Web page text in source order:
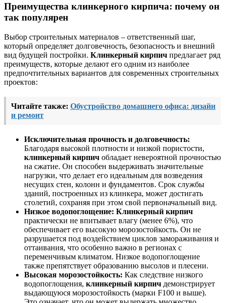
Преимущества клинкерного кирпича: почему он
так популярен
Выбор строительных материалов – ответственный шаг,
который определяет долговечность, безопасность и внешний
вид будущей постройки. Клинкерный кирпич предлагает ряд
преимуществ, которые делают его одним из наиболее
предпочтительных вариантов для современных строительных
проектов:
Читайте также: Обустройство домашнего офиса: дизайн
и ремонт
Исключительная прочность и долговечность:
Благодаря высокой плотности и низкой пористости,
клинкерный кирпич обладает невероятной прочностью
на сжатие. Он способен выдерживать значительные
нагрузки, что делает его идеальным для возведения
несущих стен, колонн и фундаментов. Срок службы
зданий, построенных из клинкера, может достигать
столетий, сохраняя при этом свой первоначальный вид.
Низкое водопоглощение: Клинкерный кирпич
практически не впитывает влагу (менее 6%), что
обеспечивает его высокую морозостойкость. Он не
разрушается под воздействием циклов замораживания и
оттаивания, что особенно важно в регионах с
переменчивым климатом. Низкое водопоглощение
также препятствует образованию высолов и плесени.
Высокая морозостойкость: Как следствие низкого
водопоглощения, клинкерный кирпич демонстрирует
выдающуюся морозостойкость (марки F100 и выше).